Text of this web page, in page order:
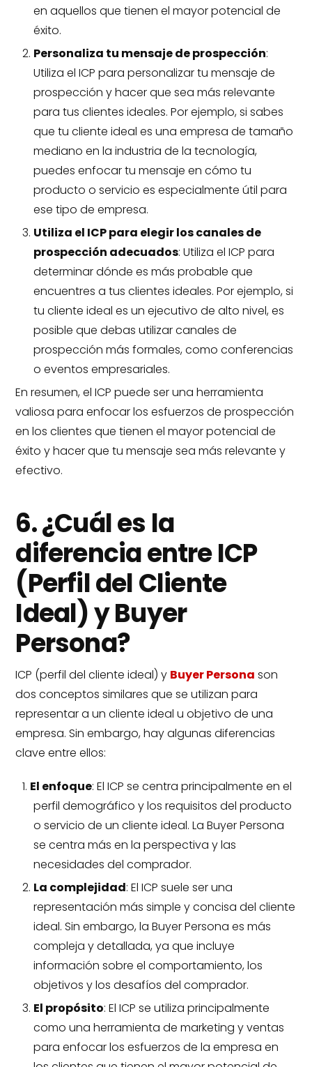
en aquellos que tienen el mayor potencial de
éxito.
Personaliza tu mensaje de prospección:
Utiliza el ICP para personalizar tu mensaje de
prospección y hacer que sea más relevante
para tus clientes ideales. Por ejemplo, si sabes
que tu cliente ideal es una empresa de tamaño
mediano en la industria de la tecnología,
puedes enfocar tu mensaje en cómo tu
producto o servicio es especialmente útil para
ese tipo de empresa.
Utiliza el ICP para elegir los canales de
prospección adecuados: Utiliza el ICP para
determinar dónde es más probable que
encuentres a tus clientes ideales. Por ejemplo, si
tu cliente ideal es un ejecutivo de alto nivel, es
posible que debas utilizar canales de
prospección más formales, como conferencias
o eventos empresariales.
En resumen, el ICP puede ser una herramienta
valiosa para enfocar los esfuerzos de prospección
en los clientes que tienen el mayor potencial de
éxito y hacer que tu mensaje sea más relevante y
efectivo.
6. ¿Cuál es la
diferencia entre ICP
(Perfil del Cliente
Ideal) y Buyer
Persona?
ICP (perfil del cliente ideal) y Buyer Persona son
dos conceptos similares que se utilizan para
representar a un cliente ideal u objetivo de una
empresa. Sin embargo, hay algunas diferencias
clave entre ellos:
El enfoque: El ICP se centra principalmente en el
perfil demográfico y los requisitos del producto
o servicio de un cliente ideal. La Buyer Persona
se centra más en la perspectiva y las
necesidades del comprador.
La complejidad: El ICP suele ser una
representación más simple y concisa del cliente
ideal. Sin embargo, la Buyer Persona es más
compleja y detallada, ya que incluye
información sobre el comportamiento, los
objetivos y los desafíos del comprador.
El propósito: El ICP se utiliza principalmente
como una herramienta de marketing y ventas
para enfocar los esfuerzos de la empresa en